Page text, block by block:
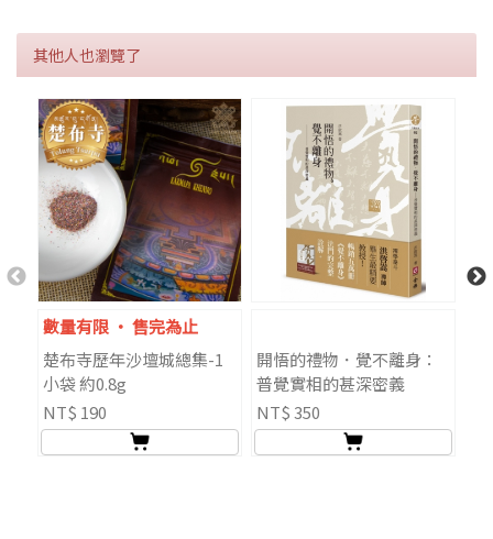
其他人也瀏覽了
數量有限 ‧ 售完為止
楚布寺歷年沙壇城總集-1
小袋 約0.8g
NT$ 190
開悟的禮物．覺不離身：
普覺實相的甚深密義
NT$ 350